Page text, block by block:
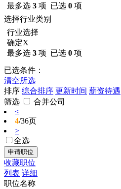
最多选 3 项 已选 0 项
选择行业类别
行业选择
确定X
最多选 3 项 已选 0 项
已选条件：
清空所选
排序 综合排序 更新时间 薪资待遇
筛选
合并公司
<
4/36页
>
全选
收藏职位
列表 详细
职位名称